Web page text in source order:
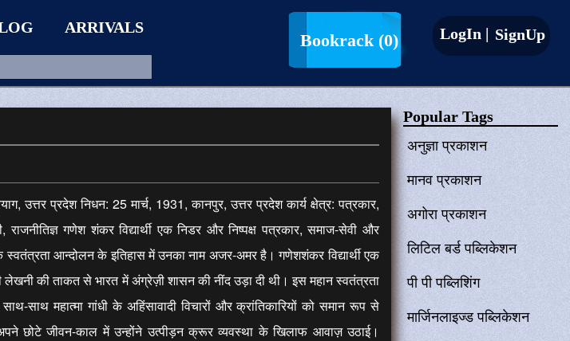
ARRIVALS
Bookrack (0) LogIn | SignUp
उत्तर प्रदेश निधन: 25 मार्च, 1931, कानपुर, उत्तर प्रदेश कार्य क्षेत्र: पत्रकार,
राजनीतिज्ञ गणेश शंकर विद्यार्थी एक निडर और निष्पक्ष पत्रकार, समाज-सेवी और
आन्दोलन के इतिहास में उनका नाम अजर-अमर है। गणेशशंकर विद्यार्थी एक
लेखनी की ताकत से भारत में अंग्रेज़ी शासन की नींद उड़ा दी थी। इस महान स्वतंत्रता
साथ महात्मा गांधी के अहिंसावादी विचारों और क्रांतिकारियों को समान रूप से
छोटे जीवन-काल में उन्होंने उत्पीड़न क्रूर व्यवस्था के खिलाफ आवाज़ उठाई।
Popular Tags
अनुज्ञा प्रकाशन
मानव प्रकाशन
अगोरा प्रकाशन
लिटिल बर्ड पब्लिकेशन
पी पी पब्लिशिंग
मार्जिनलाइज्ड पब्लिकेशन